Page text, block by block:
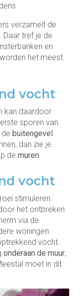
verzamelt de
. Daar tref je de
en
het meest
vocht
kan daardoor
sporen van
buitengevel.
dan zie je
de muren.
vocht
stimuleren.
het ontbreken
via de
woningen
vocht.
onderaan de muur,
moet in dit